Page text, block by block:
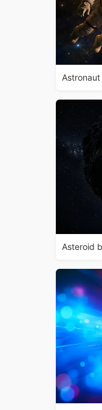
Asteroid